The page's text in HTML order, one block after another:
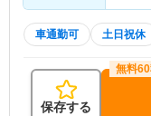
車通勤可 土日祝休
保存する